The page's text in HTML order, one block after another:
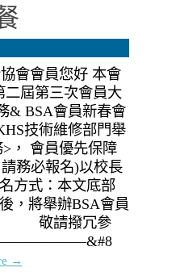
會會員您好 本會
二屆第三次會員大
& BSA會員新春會
技術維修部門舉
， 會員優先保障
務必報名)以校長
方式：本文底部
，將舉辦BSA會員
敬請撥冗參
→